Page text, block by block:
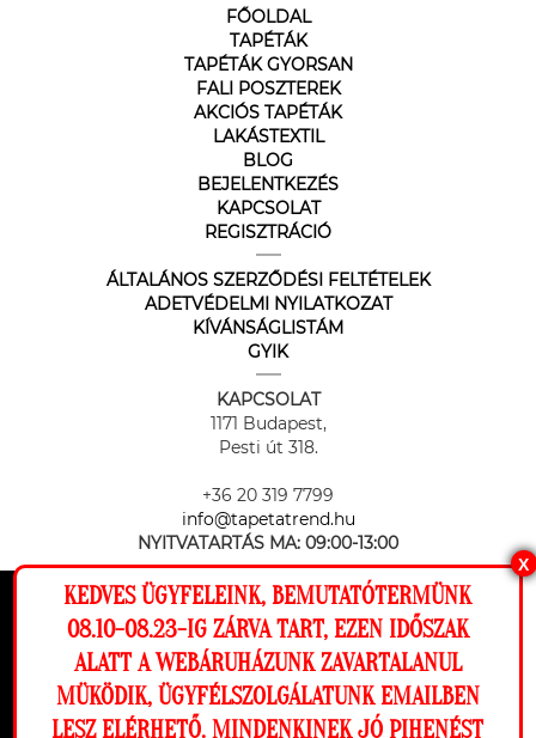
Ez a weboldal cookie-kat használ, hogy a
lehető legjobb élményt nyújtsa honlapunkon.
Beállítások
FŐOLDAL
TAPÉTÁK
TAPÉTÁK GYORSAN
FALI POSZTEREK
AKCIÓS TAPÉTÁK
LAKÁSTEXTIL
BLOG
BEJELENTKEZÉS
KAPCSOLAT
REGISZTRÁCIÓ
ÁLTALÁNOS SZERZŐDÉSI FELTÉTELEK
ADETVÉDELMI NYILATKOZAT
KÍVÁNSÁGLISTÁM
GYIK
KAPCSOLAT
1171 Budapest,
Pesti út 318.
+36 20 319 7799
info@tapetatrend.hu
NYITVATARTÁS MA: 09:00-13:00
Az online fizetést a Barion Payment Zrt. biztosítja, MNB engedély
száma: H-EN-I-1064/2013
X
KEDVES ÜGYFELEINK, BEMUTATÓTERMÜNK
08.10-08.23-IG ZÁRVA TART, EZEN IDŐSZAK
ALATT A WEBÁRUHÁZUNK ZAVARTALANUL
MÜKÖDIK, ÜGYFÉLSZOLGÁLATUNK EMAILBEN
LESZ ELÉRHETŐ. MINDENKINEK JÓ PIHENÉST